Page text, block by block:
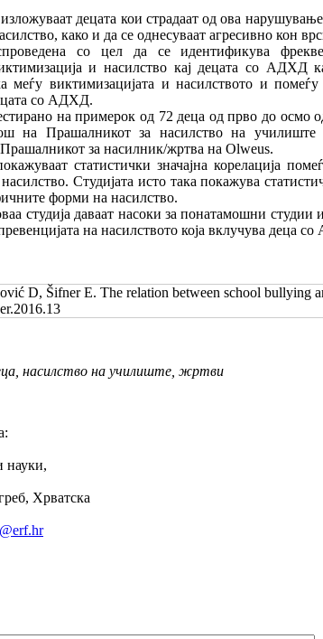
децата кои страдаат од ова
како и да се однесуваат агресивно кон
со цел да се идентификува
и насилство кај децата со АДХД
меѓу виктимизацијата и насилството и помеѓу
со АДХД.
на примерок од 72 деца од прво до осмо
на Прашалникот за насилство на училиште
Прашалникот за насилник/жртва на Olweus.
статистички значајна корелација
Студијата исто така покажува
форми на насилство.
студија даваат насоки за понатамошни студии
на насилството која вклучува деца
D, Šifner E. The relation between school
насилство на училиште, жртви
науки,
Хрватска